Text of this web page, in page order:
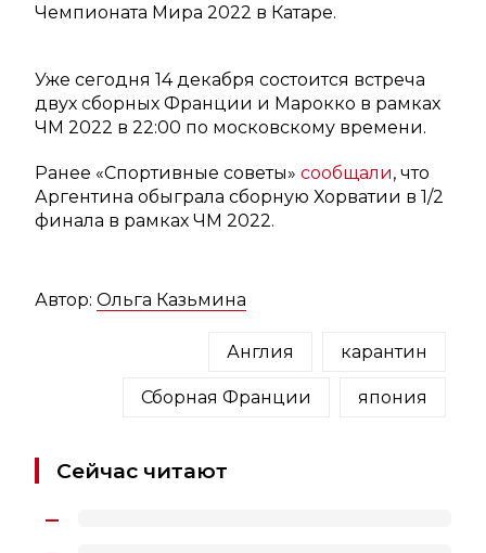
Чемпионата Мира 2022 в Катаре.
Уже сегодня 14 декабря состоится встреча
двух сборных Франции и Марокко в рамках
ЧМ 2022 в 22:00 по московскому времени.
Ранее «Спортивные советы» сообщали, что
Аргентина обыграла сборную Хорватии в 1/2
финала в рамках ЧМ 2022.
Автор: Ольга Казьмина
Англия карантин
Сборная Франции япония
Сейчас читают